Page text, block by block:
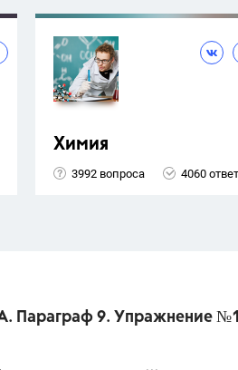
Химия
3992 вопроса 4060
Параграф 9. Упражнение